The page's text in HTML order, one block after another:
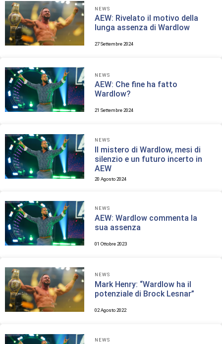
NEWS
AEW: Rivelato il motivo della
lunga assenza di Wardlow
27 Settembre 2024
NEWS
AEW: Che fine ha fatto
Wardlow?
21 Settembre 2024
NEWS
Il mistero di Wardlow, mesi di
silenzio e un futuro incerto in
AEW
20 Agosto 2024
NEWS
AEW: Wardlow commenta la
sua assenza
01 Ottobre 2023
NEWS
Mark Henry: “Wardlow ha il
potenziale di Brock Lesnar”
02 Agosto 2022
NEWS